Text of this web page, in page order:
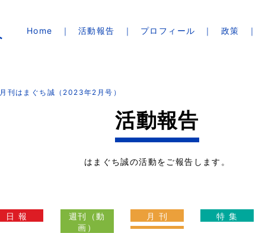
Home 活動報告 プロフィール 政策
月刊はまぐち誠（2023年2月号）
活動報告
はまぐち誠の活動をご報告します。
日 報
週刊（動
画）
月 刊 特 集